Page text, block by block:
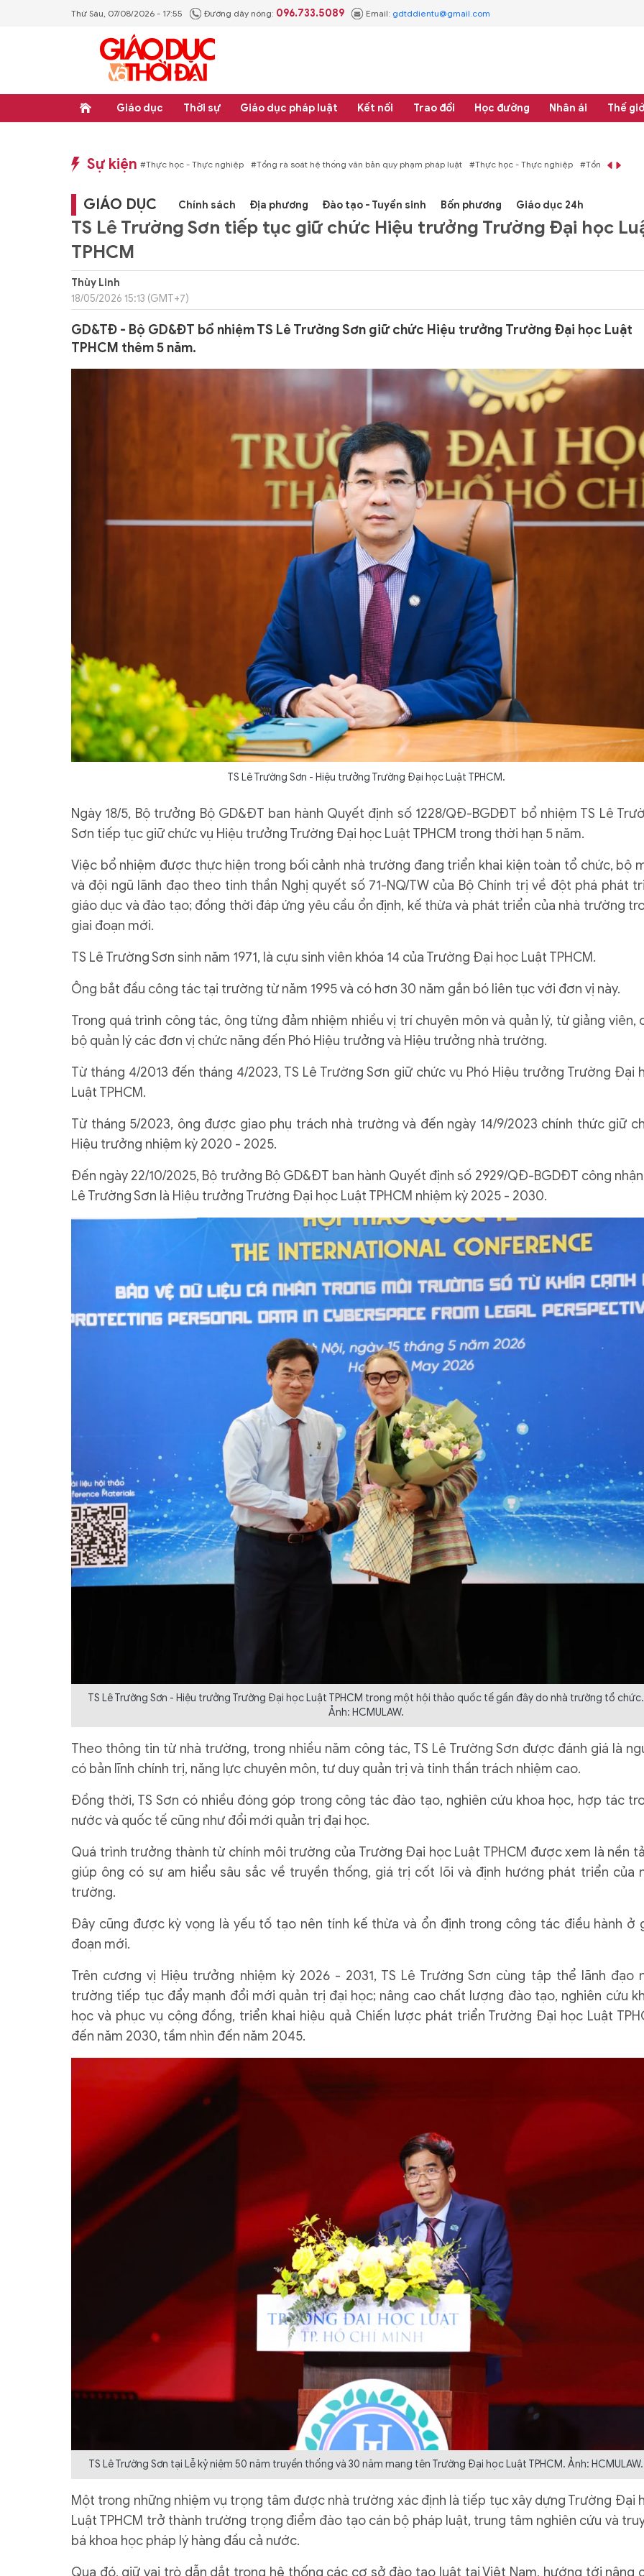
Thứ Sáu, 07/08/2026 - 17:55 Đường dây nóng: 096.733.5089 Email: gdtddientu@gmail.com
Giáo dục Thời sự Giáo dục pháp luật Kết nối Trao đổi Học đường Nhân ái Thế
Sự kiện
văn bản quy phạm pháp luật #Thực học - Thực nghiệp #Tổng rà soát hệ thống văn bản quy phạm pháp luật #Thực học - Thực nghiệp #Tổng rà soát
GIÁO DỤC Chính sách Địa phương Đào tạo - Tuyển sinh Bốn phương Giáo dục 24h
TS Lê Trường Sơn tiếp tục giữ chức Hiệu trưởng Trường Đại học
TPHCM
Thùy Linh
18/05/2026 15:13 (GMT+7)
GD&TĐ - Bộ GD&ĐT bổ nhiệm TS Lê Trường Sơn giữ chức Hiệu trưởng Trường Đại học Luật
TPHCM thêm 5 năm.
TS Lê Trường Sơn - Hiệu trưởng Trường Đại học Luật TPHCM.
Ngày 18/5, Bộ trưởng Bộ GD&ĐT ban hành Quyết định số 1228/QĐ-BGDĐT bổ nhiệm TS Lê
Sơn tiếp tục giữ chức vụ Hiệu trưởng Trường Đại học Luật TPHCM trong thời hạn 5 năm.
Việc bổ nhiệm được thực hiện trong bối cảnh nhà trường đang triển khai kiện toàn tổ chức, bộ
và đội ngũ lãnh đạo theo tinh thần Nghị quyết số 71-NQ/TW của Bộ Chính trị về đột phá phát
giáo dục và đào tạo; đồng thời đáp ứng yêu cầu ổn định, kế thừa và phát triển của nhà trường
giai đoạn mới.
TS Lê Trường Sơn sinh năm 1971, là cựu sinh viên khóa 14 của Trường Đại học Luật TPHCM.
Ông bắt đầu công tác tại trường từ năm 1995 và có hơn 30 năm gắn bó liên tục với đơn vị này.
Trong quá trình công tác, ông từng đảm nhiệm nhiều vị trí chuyên môn và quản lý, từ giảng viên,
bộ quản lý các đơn vị chức năng đến Phó Hiệu trưởng và Hiệu trưởng nhà trường.
Từ tháng 4/2013 đến tháng 4/2023, TS Lê Trường Sơn giữ chức vụ Phó Hiệu trưởng Trường Đại
Luật TPHCM.
Từ tháng 5/2023, ông được giao phụ trách nhà trường và đến ngày 14/9/2023 chính thức giữ
Hiệu trưởng nhiệm kỳ 2020 - 2025.
Đến ngày 22/10/2025, Bộ trưởng Bộ GD&ĐT ban hành Quyết định số 2929/QĐ-BGDĐT công nhận
Lê Trường Sơn là Hiệu trưởng Trường Đại học Luật TPHCM nhiệm kỳ 2025 - 2030.
TS Lê Trường Sơn - Hiệu trưởng Trường Đại học Luật TPHCM trong một hội thảo quốc tế gần đây do nhà trường tổ chức.
Ảnh: HCMULAW.
Theo thông tin từ nhà trường, trong nhiều năm công tác, TS Lê Trường Sơn được đánh giá là
có bản lĩnh chính trị, năng lực chuyên môn, tư duy quản trị và tinh thần trách nhiệm cao.
Đồng thời, TS Sơn có nhiều đóng góp trong công tác đào tạo, nghiên cứu khoa học, hợp tác
nước và quốc tế cũng như đổi mới quản trị đại học.
Quá trình trưởng thành từ chính môi trường của Trường Đại học Luật TPHCM được xem là nền
giúp ông có sự am hiểu sâu sắc về truyền thống, giá trị cốt lõi và định hướng phát triển của
trường.
Đây cũng được kỳ vọng là yếu tố tạo nên tính kế thừa và ổn định trong công tác điều hành ở
đoạn mới.
Trên cương vị Hiệu trưởng nhiệm kỳ 2026 - 2031, TS Lê Trường Sơn cùng tập thể lãnh đạo
trường tiếp tục đẩy mạnh đổi mới quản trị đại học; nâng cao chất lượng đào tạo, nghiên cứu
học và phục vụ cộng đồng, triển khai hiệu quả Chiến lược phát triển Trường Đại học Luật
đến năm 2030, tầm nhìn đến năm 2045.
TS Lê Trường Sơn tại Lễ kỷ niệm 50 năm truyền thống và 30 năm mang tên Trường Đại học Luật TPHCM. Ảnh: HCMULAW.
Một trong những nhiệm vụ trọng tâm được nhà trường xác định là tiếp tục xây dựng Trường Đại
Luật TPHCM trở thành trường trọng điểm đào tạo cán bộ pháp luật, trung tâm nghiên cứu và
bá khoa học pháp lý hàng đầu cả nước.
Qua đó, giữ vai trò dẫn dắt trong hệ thống các cơ sở đào tạo luật tại Việt Nam, hướng tới nâng